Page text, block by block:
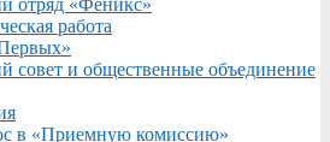
отряд «Феникс»
работа
совет и общественные объединение
в «Приемную комиссию»